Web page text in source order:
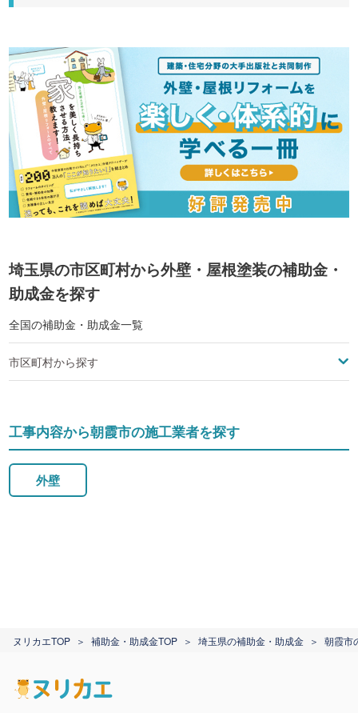
埼玉県の市区町村から外壁・屋根塗装の補助金・
助成金を探す
全国の補助金・助成金一覧
市区町村から探す
工事内容から朝霞市の施工業者を探す
外壁
ヌリカエTOP 補助金・助成金TOP 埼玉県の補助金・助成金 朝霞市